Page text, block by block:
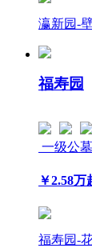
瀛新园-
福寿园
一级公
￥2.58万
福寿园-